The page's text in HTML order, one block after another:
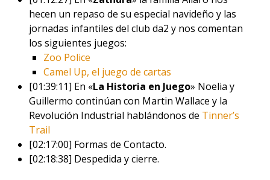
hecen un repaso de su especial navideño y las
jornadas infantiles del club da2 y nos comentan
los siguientes juegos:
Zoo Police
Camel Up, el juego de cartas
[01:39:11] En «La Historia en Juego» Noelia y
Guillermo continúan con Martin Wallace y la
Revolución Industrial hablándonos de Tinner’s
Trail
[02:17:00] Formas de Contacto.
[02:18:38] Despedida y cierre.